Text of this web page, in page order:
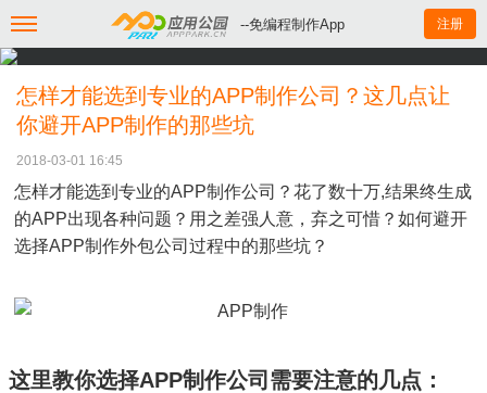
--免编程制作App 注册
怎样才能选到专业的APP制作公司？这几点让
你避开APP制作的那些坑
2018-03-01 16:45
怎样才能选到专业的APP制作公司？花了数十万,结果终生成
的APP出现各种问题？用之差强人意，弃之可惜？如何避开
选择APP制作外包公司过程中的那些坑？
这里教你选择APP制作公司需要注意的几点：